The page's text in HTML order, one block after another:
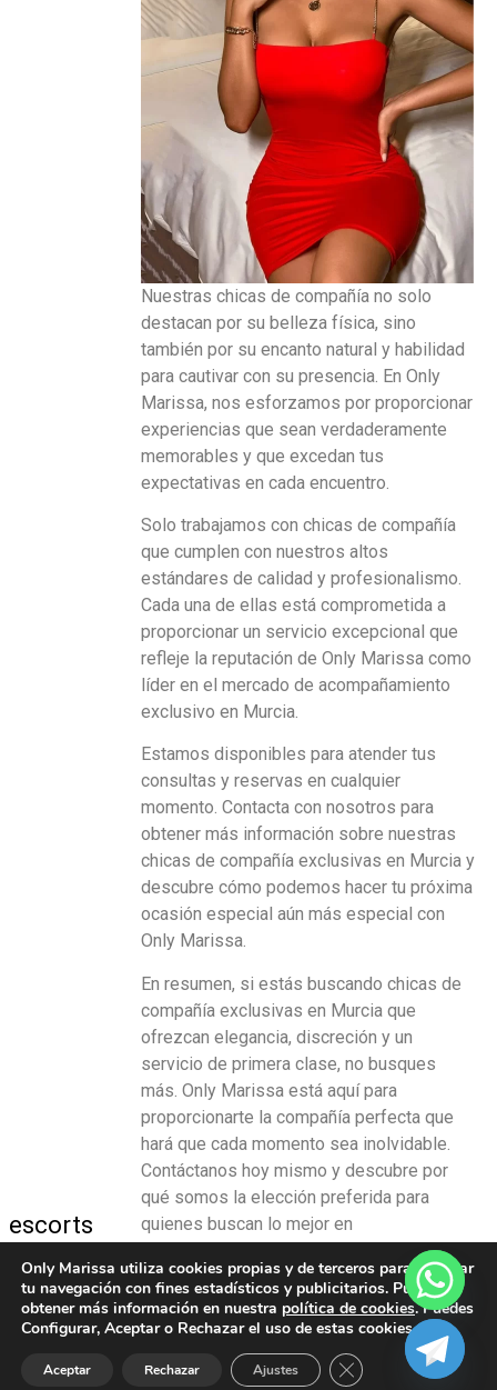
escorts
marissa
Nuestras chicas de compañía no solo
destacan por su belleza física, sino
también por su encanto natural y habilidad
para cautivar con su presencia. En Only
Marissa, nos esforzamos por proporcionar
experiencias que sean verdaderamente
memorables y que excedan tus
expectativas en cada encuentro.
Solo trabajamos con chicas de compañía
que cumplen con nuestros altos
estándares de calidad y profesionalismo.
Cada una de ellas está comprometida a
proporcionar un servicio excepcional que
refleje la reputación de Only Marissa como
líder en el mercado de acompañamiento
exclusivo en Murcia.
Estamos disponibles para atender tus
consultas y reservas en cualquier
momento. Contacta con nosotros para
obtener más información sobre nuestras
chicas de compañía exclusivas en Murcia y
descubre cómo podemos hacer tu próxima
ocasión especial aún más especial con
Only Marissa.
En resumen, si estás buscando chicas de
compañía exclusivas en Murcia que
ofrezcan elegancia, discreción y un
servicio de primera clase, no busques
más. Only Marissa está aquí para
proporcionarte la compañía perfecta que
hará que cada momento sea inolvidable.
Contáctanos hoy mismo y descubre por
qué somos la elección preferida para
quienes buscan lo mejor en
acompañamiento exclusivo en Murcia.
Escorts
Aviso Legal– Política Cookies
Only Marissa utiliza cookies propias y de terceros para analizar
tu navegación con fines estadísticos y publicitarios. Puedes
obtener más información en nuestra política de cookies. Puedes
Configurar, Aceptar o Rechazar el uso de estas cookies.
Aceptar Rechazar Ajustes Cerrar el banner de